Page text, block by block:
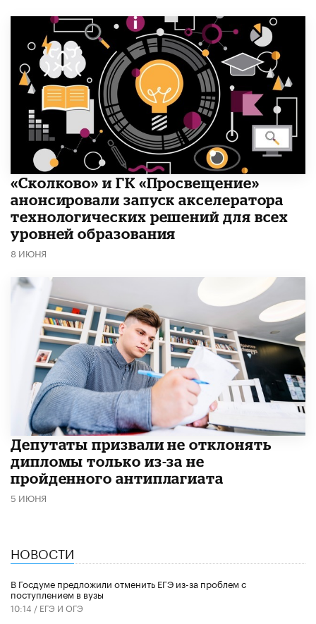
«Сколково» и ГК «Просвещение»
анонсировали запуск акселератора
технологических решений для всех
уровней образования
8 ИЮНЯ
Депутаты призвали не отклонять
дипломы только из-за не
пройденного антиплагиата
5 ИЮНЯ
НОВОСТИ
В Госдуме предложили отменить ЕГЭ из-за проблем с
поступлением в вузы
10:14 / ЕГЭ И ОГЭ